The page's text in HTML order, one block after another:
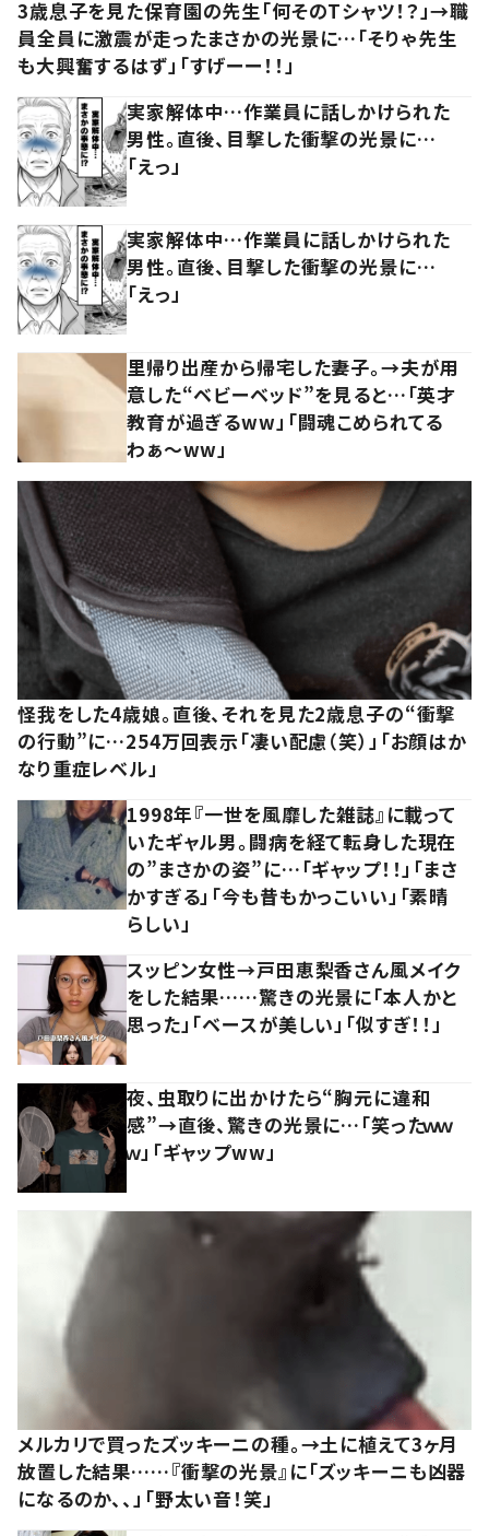
3歳息子を見た保育園の先生「何そのTシャツ！？」→職
員全員に激震が走ったまさかの光景に…「そりゃ先生
も大興奮するはず」「すげーー！！」
実家解体中…作業員に話しかけられた
男性。直後、目撃した衝撃の光景に…
「えっ」
実家解体中…作業員に話しかけられた
男性。直後、目撃した衝撃の光景に…
「えっ」
里帰り出産から帰宅した妻子。→夫が用
意した“ベビーベッド”を見ると…「英才
教育が過ぎるww」「闘魂こめられてる
わぁ～ww」
怪我をした4歳娘。直後、それを見た2歳息子の“衝撃
の行動”に…254万回表示「凄い配慮（笑）」「お顔はか
なり重症レベル」
1998年『一世を風靡した雑誌』に載って
いたギャル男。闘病を経て転身した現在
の”まさかの姿”に…「ギャップ！！」「まさ
かすぎる」「今も昔もかっこいい」「素晴
らしい」
スッピン女性→戸田恵梨香さん風メイク
をした結果……驚きの光景に「本人かと
思った」「ベースが美しい」「似すぎ！！」
夜、虫取りに出かけたら“胸元に違和
感”→直後、驚きの光景に…「笑ったｗｗ
ｗ」「ギャップww」
メルカリで買ったズッキーニの種。→土に植えて3ヶ月
放置した結果……『衝撃の光景』に「ズッキーニも凶器
になるのか、、」「野太い音！笑」